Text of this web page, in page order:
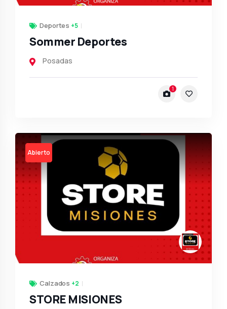
Deportes +5
Sommer Deportes
Posadas
1
Open
Calzados +2
STORE MISIONES